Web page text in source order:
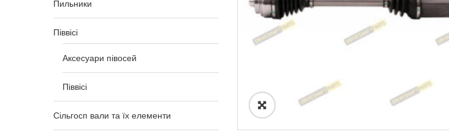
Пильники
Піввісі
Аксесуари півосей
Піввісі
Сільгосп вали та їх елементи